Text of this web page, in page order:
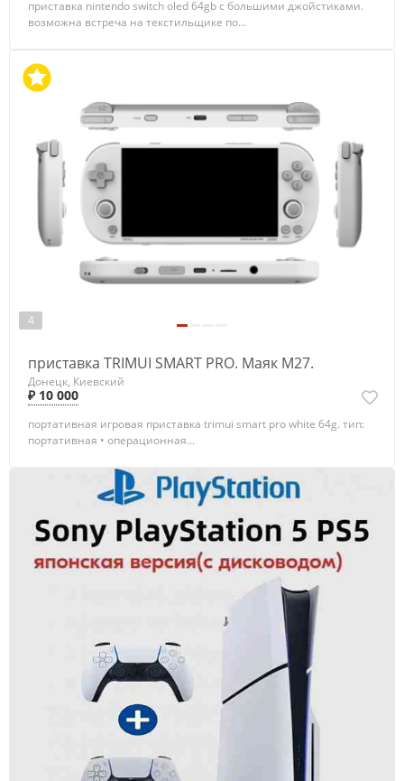
приставка nintendo switch oled 64gb с большими джойстиками.
возможна встреча на текстильщике по...
4
приставка TRIMUI SMART PRO. Маяк М27.
Донецк, Киевский
₽ 10 000
портативная игровая приставка trimui smart pro white 64g. тип:
портативная • операционная...